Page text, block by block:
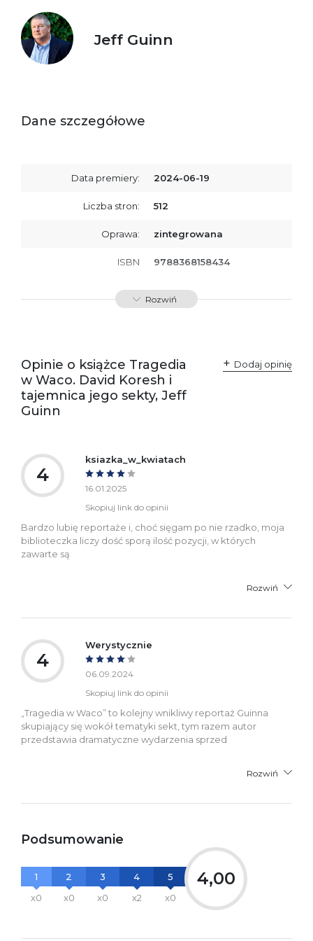
Jeff Guinn
Dane szczegółowe
Data premiery: 2024-06-19
Liczba stron: 512
Oprawa: zintegrowana
ISBN 9788368158434
SKU: K800719
Polska
kontakt@wydajenamsie.pl
+48 61 623 38 38
Rozwiń
Opinie o książce Tragedia
w Waco. David Koresh i
tajemnica jego sekty, Jeff
Guinn
Dodaj opinię
4
ksiazka_w_kwiatach
16.01.2025
Skopiuj link do opinii
Bardzo lubię reportaże i, choć sięgam po nie rzadko, moja
biblioteczka liczy dość sporą ilość pozycji, w których
zawarte są
Rozwiń
4
Werystycznie
06.09.2024
Skopiuj link do opinii
„Tragedia w Waco” to kolejny wnikliwy reportaż Guinna
skupiający się wokół tematyki sekt, tym razem autor
przedstawia dramatyczne wydarzenia sprzed
Rozwiń
Podsumowanie
1
x0
2
x0
3
x0
4
x2
5
x0
4,00